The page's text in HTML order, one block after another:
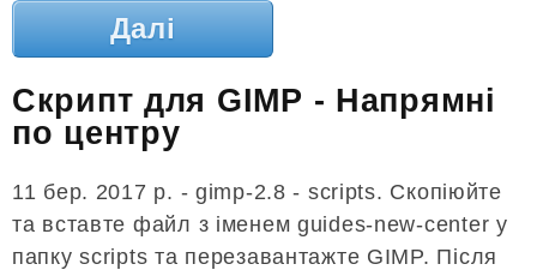
Далі
Скрипт для GIMP - Напрямні
по центру
11 бер. 2017 р. - gimp-2.8 - scripts. Скопіюйте
та вставте файл з іменем guides-new-center у
папку scripts та перезавантажте GIMP. Після